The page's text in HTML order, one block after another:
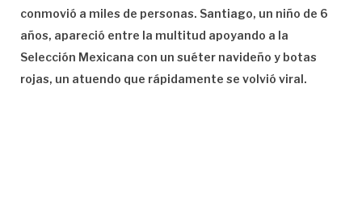
conmovió a miles de personas. Santiago, un niño de 6
años, apareció entre la multitud apoyando a la
Selección Mexicana con un suéter navideño y botas
rojas, un atuendo que rápidamente se volvió viral.